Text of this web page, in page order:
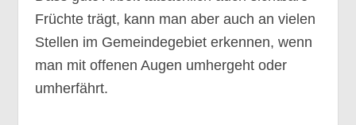
Früchte trägt, kann man aber auch an vielen
Stellen im Gemeindegebiet erkennen, wenn
man mit offenen Augen umhergeht oder
umherfährt.